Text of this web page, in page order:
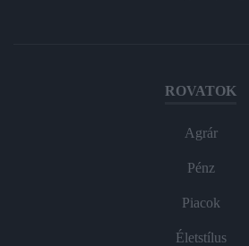
ROVATOK
Agrár
Pénz
Piacok
Életstílus